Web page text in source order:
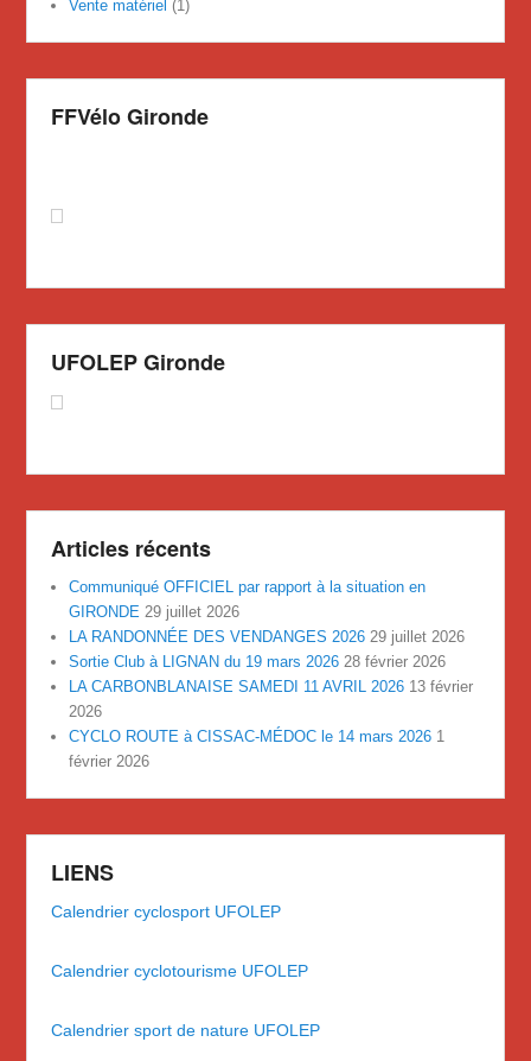
Vente matériel (1)
FFVélo Gironde
UFOLEP Gironde
Articles récents
Communiqué OFFICIEL par rapport à la situation en
GIRONDE 29 juillet 2026
LA RANDONNÉE DES VENDANGES 2026 29 juillet 2026
Sortie Club à LIGNAN du 19 mars 2026 28 février 2026
LA CARBONBLANAISE SAMEDI 11 AVRIL 2026 13 février
2026
CYCLO ROUTE à CISSAC-MÉDOC le 14 mars 2026 1
février 2026
LIENS
Calendrier cyclosport UFOLEP
Calendrier cyclotourisme UFOLEP
Calendrier sport de nature UFOLEP